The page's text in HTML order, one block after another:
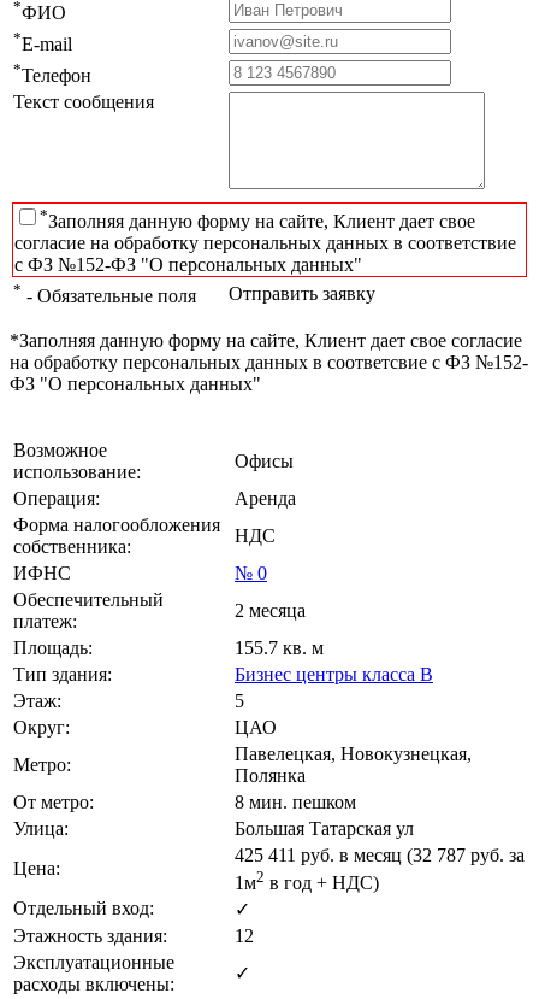
*ФИО
*E-mail
*Телефон
Текст сообщения
*Заполняя данную форму на сайте, Клиент дает свое
согласие на обработку персональных данных в соответствие
с ФЗ №152-ФЗ "О персональных данных"
* - Обязательные поля Отправить заявку
*Заполняя данную форму на сайте, Клиент дает свое согласие
на обработку персональных данных в соответсвие с ФЗ №152-
ФЗ "О персональных данных"
Возможное
использование:
Офисы
Операция:
Аренда
Форма налогообложения
собственника:
НДС
ИФНС
№ 0
Обеспечительный
платеж:
2 месяца
Площадь:
155.7 кв. м
Тип здания:
Бизнес центры класса B
Этаж:
5
Округ:
ЦАО
Метро:
Павелецкая, Новокузнецкая,
Полянка
От метро:
8 мин. пешком
Улица:
Большая Татарская ул
Цена:
425 411 руб. в месяц (32 787 руб. за
1м2 в год + НДС)
Отдельный вход:
✓
Этажность здания:
12
Эксплуатационные
расходы включены:
✓